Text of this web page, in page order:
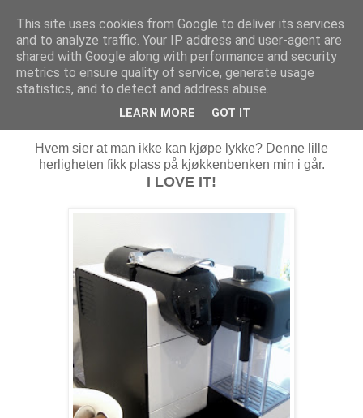
MARTHE EIDAHL
onsdag 5. oktober 2011
Ny kaffemaskin
Hvem sier at man ikke kan kjøpe lykke? Denne lille
herligheten fikk plass på kjøkkenbenken min i går.
I LOVE IT!
This site uses cookies from Google to deliver its services
and to analyze traffic. Your IP address and user-agent are
shared with Google along with performance and security
metrics to ensure quality of service, generate usage
statistics, and to detect and address abuse.
LEARN MORE GOT IT